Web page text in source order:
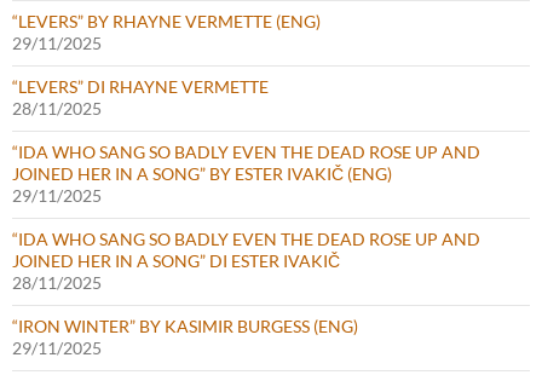
“LEVERS” BY RHAYNE VERMETTE (ENG)
29/11/2025
“LEVERS” DI RHAYNE VERMETTE
28/11/2025
“IDA WHO SANG SO BADLY EVEN THE DEAD ROSE UP AND
JOINED HER IN A SONG” BY ESTER IVAKIČ (ENG)
29/11/2025
“IDA WHO SANG SO BADLY EVEN THE DEAD ROSE UP AND
JOINED HER IN A SONG” DI ESTER IVAKIČ
28/11/2025
“IRON WINTER” BY KASIMIR BURGESS (ENG)
29/11/2025